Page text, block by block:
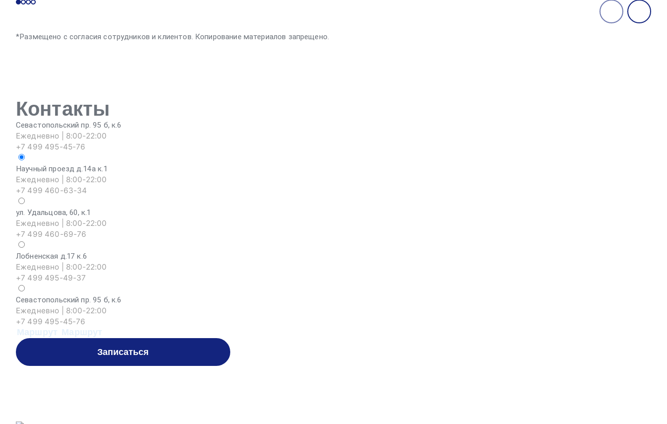
*Размещено с согласия сотрудников и клиентов. Копирование материалов запрещено.
Контакты
Севастопольский пр. 95 б, к.6
Ежедневно | 8:00-22:00
+7 499 495-45-76
Научный проезд д.14а к.1
Ежедневно | 8:00-22:00
+7 499 460-63-34
ул. Удальцова, 60, к.1
Ежедневно | 8:00-22:00
+7 499 460-69-76
Лобненская д.17 к.6
Ежедневно | 8:00-22:00
+7 499 495-49-37
Севастопольский пр. 95 б, к.6
Ежедневно | 8:00-22:00
+7 499 495-45-76
Маршрут Маршрут
Записаться